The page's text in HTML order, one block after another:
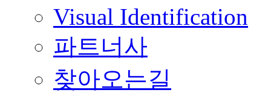
Visual Identification
파트너사
찾아오는길